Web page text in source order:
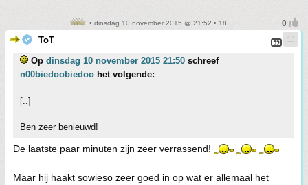
• dinsdag 10 november 2015 @ 21:52 • 18
ToT
Op dinsdag 10 november 2015 21:50 schreef
n00biedoobiedoo het volgende:
[..]
Ben zeer benieuwd!
De laatste paar minuten zijn zeer verrassend!
Maar hij haakt sowieso zeer goed in op wat er allemaal het